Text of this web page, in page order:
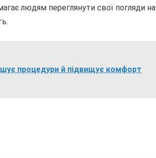
людям переглянути свої погляди на
процедури й підвищує комфорт